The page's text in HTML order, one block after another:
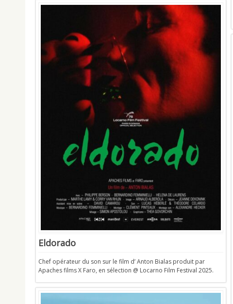
Eldorado
Chef opérateur du son sur le film d’ Anton Bialas produit par
Apaches films X Faro, en sélection @ Locarno Film Festival 2025.